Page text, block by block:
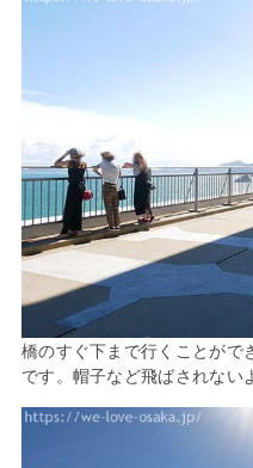
橋のすぐ下まで行くことがで
です。帽子など飛ばされない